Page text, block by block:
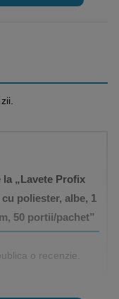
la „Lavete Profix
poliester, albe, 1
50 portii/pachet”
o recenzie.